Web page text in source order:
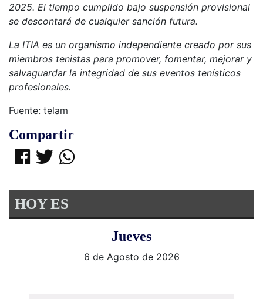
2025. El tiempo cumplido bajo suspensión provisional
se descontará de cualquier sanción futura.
La ITIA es un organismo independiente creado por sus
miembros tenistas para promover, fomentar, mejorar y
salvaguardar la integridad de sus eventos tenísticos
profesionales.
Fuente: telam
Compartir
HOY ES
Jueves
6 de Agosto de 2026